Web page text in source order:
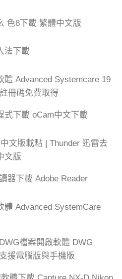
色8下載 繁體中文版
法下載
體 Advanced Systemcare 19
冊碼免費取得
式下載 oCam中文下載
文版載點 | Thunder 迅雷去
文版
器下載 Adobe Reader
體 Advanced SystemCare
檔案開啟軟體 DWG
援電腦版與手機版